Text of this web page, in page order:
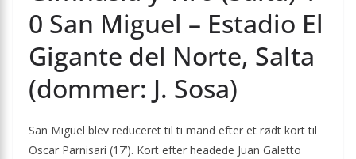
0 San Miguel – Estadio El
Gigante del Norte, Salta
(dommer: J. Sosa)
San Miguel blev reduceret til ti mand efter et rødt kort til
Oscar Parnisari (17’). Kort efter headede Juan Galetto